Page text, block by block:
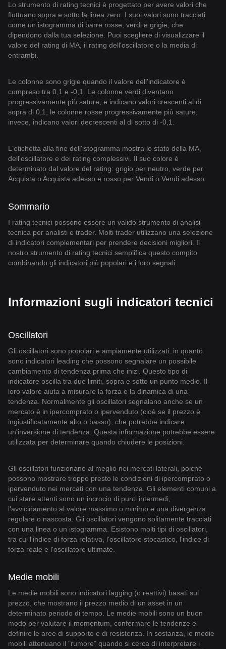
Lo strumento di rating tecnici è progettato per avere valori che
fluttuano sopra e sotto la linea zero. I suoi valori sono tracciati
come un istogramma di barre rosse, verdi e grigie, che
dipendono dalla tua selezione. Puoi scegliere di visualizzare il
valore del rating di MA, il rating dell'oscillatore o la media di
entrambi.
Le colonne sono grigie quando il valore dell'indicatore è
compreso tra 0,1 e -0,1. Le colonne verdi diventano
progressivamente più sature, e indicano valori crescenti al di
sopra di 0,1; le colonne rosse progressivamente più sature,
invece, indicano valori decrescenti al di sotto di -0,1.
L'etichetta alla fine dell'istogramma mostra lo stato della MA,
dell'oscillatore e dei rating complessivi. Il suo colore è
determinato dal valore del rating: grigio per neutro, verde per
Acquista o Acquista adesso e rosso per Vendi o Vendi adesso.
Sommario
I rating tecnici possono essere un valido strumento di analisi
tecnica per analisti e trader. Molti trader utilizzano una selezione
di indicatori complementari per prendere decisioni migliori. Il
nostro strumento di rating tecnici semplifica questo compito
combinando gli indicatori più popolari e i loro segnali.
Informazioni sugli indicatori tecnici
Oscillatori
Gli oscillatori sono popolari e ampiamente utilizzati, in quanto
sono indicatori leading che possono segnalare un possibile
cambiamento di tendenza prima che inizi. Questo tipo di
indicatore oscilla tra due limiti, sopra e sotto un punto medio. Il
loro valore aiuta a misurare la forza e la dinamica di una
tendenza. Normalmente gli oscillatori segnalano anche se un
mercato è in ipercomprato o ipervenduto (cioè se il prezzo è
ingiustificatamente alto o basso), che potrebbe indicare
un'inversione di tendenza. Questa informazione potrebbe essere
utilizzata per determinare quando chiudere le posizioni.
Gli oscillatori funzionano al meglio nei mercati laterali, poiché
possono mostrare troppo presto le condizioni di ipercomprato o
ipervenduto nei mercati con una tendenza. Gli elementi comuni a
cui stare attenti sono un incrocio di punti intermedi,
l'avvicinamento al valore massimo o minimo e una divergenza
regolare o nascosta. Gli oscillatori vengono solitamente tracciati
con una linea o un istogramma. Esistono molti tipi di oscillatori,
tra cui l'indice di forza relativa, l'oscillatore stocastico, l'indice di
forza reale e l'oscillatore ultimate.
Medie mobili
Le medie mobili sono indicatori lagging (o reattivi) basati sul
prezzo, che mostrano il prezzo medio di un asset in un
determinato periodo di tempo. Le medie mobili sono un buon
modo per valutare il momentum, confermare le tendenze e
definire le aree di supporto e di resistenza. In sostanza, le medie
mobili attenuano il "rumore" quando si cerca di interpretare i